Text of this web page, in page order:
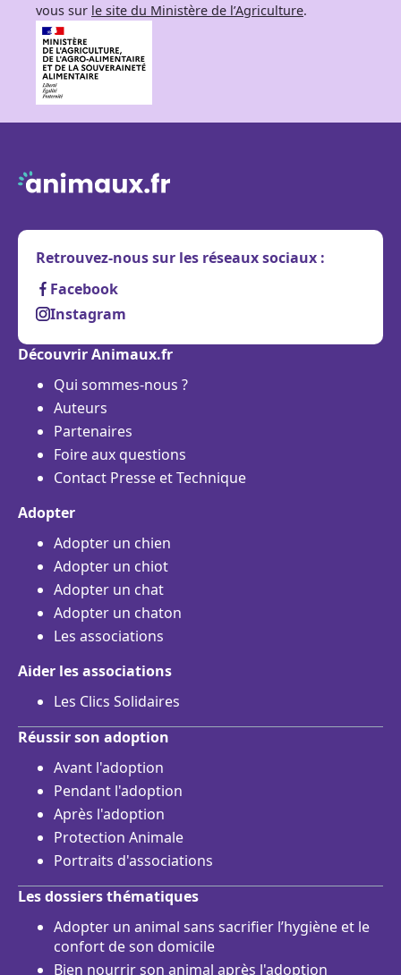
vous sur le site du Ministère de l’Agriculture.
Retrouvez-nous sur les réseaux sociaux :
Facebook
Instagram
Découvrir Animaux.fr
Qui sommes-nous ?
Auteurs
Partenaires
Foire aux questions
Contact Presse et Technique
Adopter
Adopter un chien
Adopter un chiot
Adopter un chat
Adopter un chaton
Les associations
Aider les associations
Les Clics Solidaires
Réussir son adoption
Avant l'adoption
Pendant l'adoption
Après l'adoption
Protection Animale
Portraits d'associations
Les dossiers thématiques
Adopter un animal sans sacrifier l’hygiène et le
confort de son domicile
Bien nourrir son animal après l'adoption